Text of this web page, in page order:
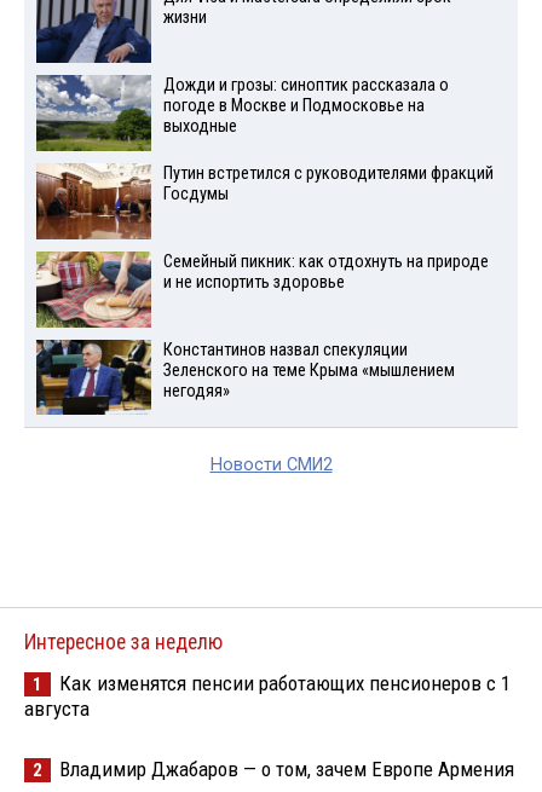
жизни
Дожди и грозы: синоптик рассказала о
погоде в Москве и Подмосковье на
выходные
Путин встретился с руководителями фракций
Госдумы
Семейный пикник: как отдохнуть на природе
и не испортить здоровье
Константинов назвал спекуляции
Зеленского на теме Крыма «мышлением
негодяя»
Новости СМИ2
Интересное за неделю
1
Как изменятся пенсии работающих пенсионеров с 1
августа
2 Владимир Джабаров — о том, зачем Европе Армения